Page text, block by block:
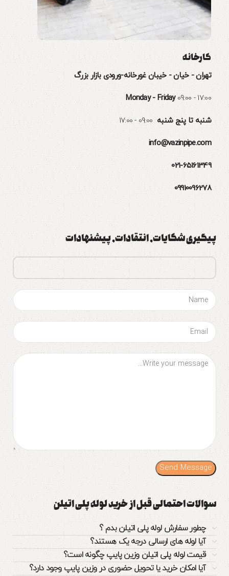
کارخانه
تهران - خیان - خیبان غورخانه-ورودی بازار بزرگ
Monday - Friday09:00 - 17:00
شنبه تا پنج شنبه09:00 - 17:00
info@vazinpipe.com
021-65161349
09910096278
پیگیری شکایات٬ انتقادات٬ پیشنهادات
سوالات احتمالی قبل از خرید لوله پلی اتیلن
چطور سفارش لوله پلی اتیلن بدم ؟
آیا لوله های ارسالی درجه یک هستند؟
قیمت لوله پلی اتیلن وزین پایپ چگونه است؟
آیا امکان خرید یا تحویل حضوری در وزین پایپ وجود دارد؟